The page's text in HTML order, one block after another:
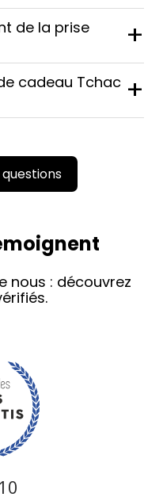
de la prise
+
cadeau Tchac +
nous : découvrez